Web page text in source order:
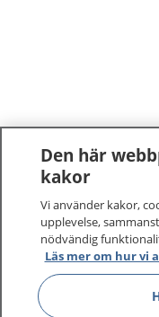
1177 –tryggt
På 1177.se får du
sjukdomar och
Logga in för att
vårdärenden. Ring
sjukvårdsrådgivning
Den här
kakor
Vi använder kakor,
upplevelse,
nödvändig
Läs mer om hur vi